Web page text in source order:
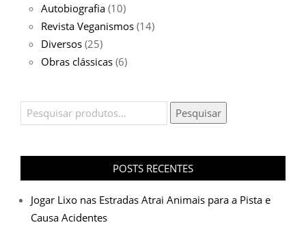
Autobiografia (10)
Revista Veganismos (14)
Diversos (25)
Obras clássicas (6)
Pesquisar
por:
Pesquisar
POSTS RECENTES
Jogar Lixo nas Estradas Atrai Animais para a Pista e
Causa Acidentes